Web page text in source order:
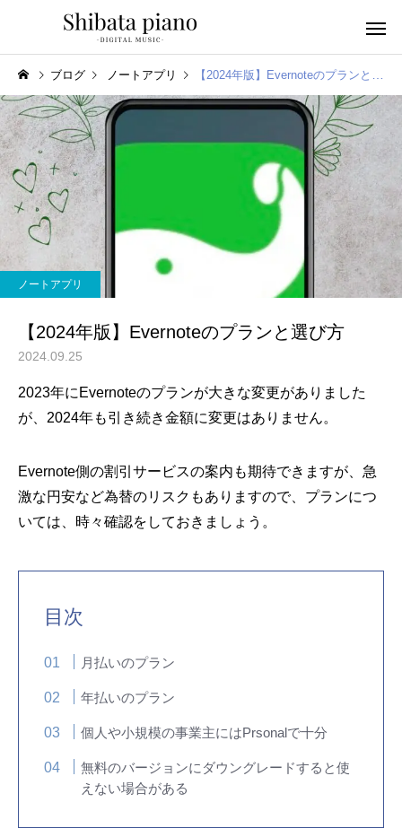
小・中・高・
ッスン
ブログ ノートアプリ 【2024年版】Evernoteのプランと選び方
ノートアプリ
【2024年版】Evernoteのプランと選び方
2024.09.25
2023年にEvernoteのプランが大きな変更がありました
が、2024年も引き続き金額に変更はありません。
Evernote側の割引サービスの案内も期待できますが、急
激な円安など為替のリスクもありますので、プランにつ
いては、時々確認をしておきましょう。
目次
月払いのプラン
年払いのプラン
個人や小規模の事業主にはPrsonalで十分
無料のバージョンにダウングレードすると使
えない場合がある